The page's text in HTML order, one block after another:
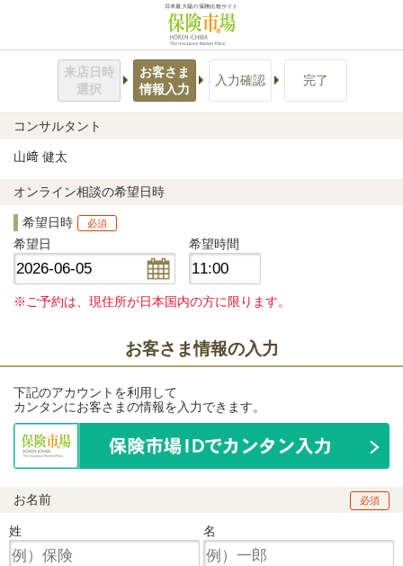
日本最大級の保険比較サイト
来店日時
選択
お客さま
情報入力
入力確認 完了
コンサルタント
山﨑 健太
オンライン相談の希望日時
希望日時 必須
希望日 希望時間
※ご予約は、現住所が日本国内の方に限ります。
お客さま情報の入力
下記のアカウントを利用して
カンタンにお客さまの情報を入力できます。
お名前 必須
姓 名